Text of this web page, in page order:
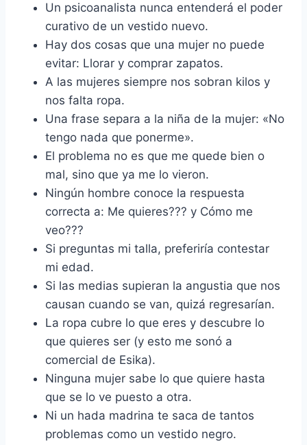
Un psicoanalista nunca entenderá el poder
curativo de un vestido nuevo.
Hay dos cosas que una mujer no puede
evitar: Llorar y comprar zapatos.
A las mujeres siempre nos sobran kilos y
nos falta ropa.
Una frase separa a la niña de la mujer: «No
tengo nada que ponerme».
El problema no es que me quede bien o
mal, sino que ya me lo vieron.
Ningún hombre conoce la respuesta
correcta a: Me quieres??? y Cómo me
veo???
Si preguntas mi talla, preferiría contestar
mi edad.
Si las medias supieran la angustia que nos
causan cuando se van, quizá regresarían.
La ropa cubre lo que eres y descubre lo
que quieres ser (y esto me sonó a
comercial de Esika).
Ninguna mujer sabe lo que quiere hasta
que se lo ve puesto a otra.
Ni un hada madrina te saca de tantos
problemas como un vestido negro.